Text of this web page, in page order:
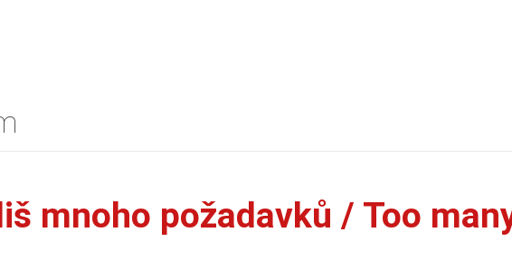
mnoho požadavků / Too